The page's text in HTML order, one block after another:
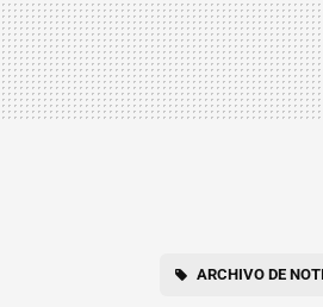
ARCHIVO DE